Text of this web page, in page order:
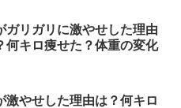
ガリガリに激やせした理由
何キロ痩せた？体重の変化
激やせした理由は？何キロ